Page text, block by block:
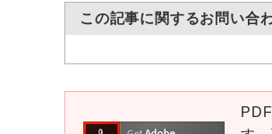
この記事に関するお問い合